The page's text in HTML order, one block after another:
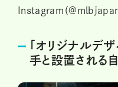
Instagram（@mlbjapan
「オリジナルデ
手と設置される